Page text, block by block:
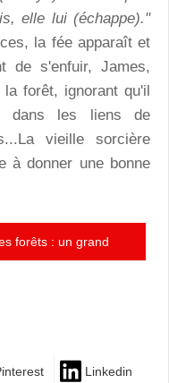
elle lui (échappe)."
la fée apparaît et
de s'enfuir, James,
forêt, ignorant qu'il
dans les liens de
vieille sorcière
à donner une bonne
forêts : un grand
Linkedin